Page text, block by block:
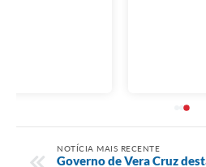
NOTÍCIA MAIS RECENTE
Governo de Vera Cruz